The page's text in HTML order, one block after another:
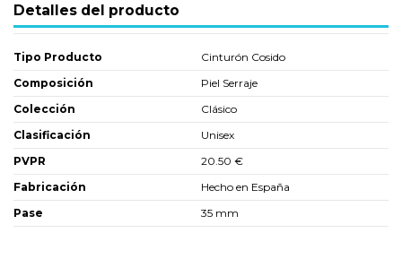
Detalles del producto
Tipo Producto
Cinturón Cosido
Composición
Piel Serraje
Colección
Clásico
Clasificación
Unisex
PVPR
20.50 €
Fabricación
Hecho en España
Pase
35 mm